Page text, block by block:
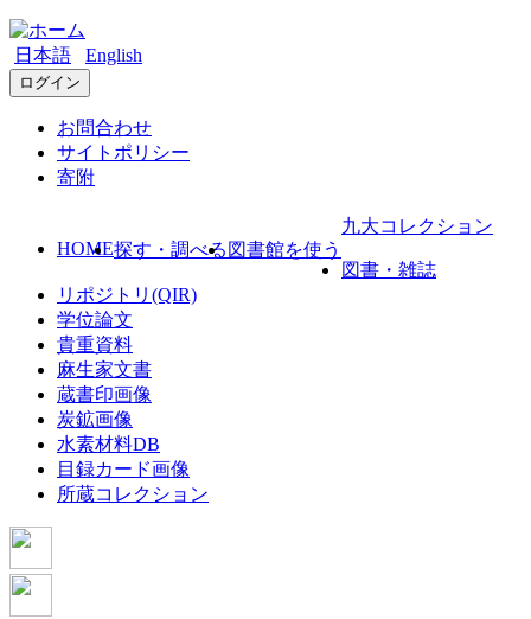
日本語 English
ログイン
お問合わせ
サイトポリシー
寄附
HOME探す・調べる 図書館を使う
九大コレクション
図書・雑誌
リポジトリ(QIR)
学位論文
貴重資料
麻生家文書
蔵書印画像
炭鉱画像
水素材料DB
目録カード画像
所蔵コレクション